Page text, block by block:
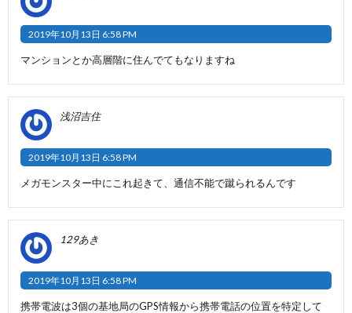
2019年10月13日 6:58 PM
マンションとか高層階に住んでてもなりますね
浅沼吉住
2019年10月13日 6:58 PM
メガモンスター中にこれ起きて、通信不能で蹴られるんです
129あき
2019年10月13日 6:58 PM
携帯電波は3個の基地局のGPS情報から携帯電話の位置を特定して